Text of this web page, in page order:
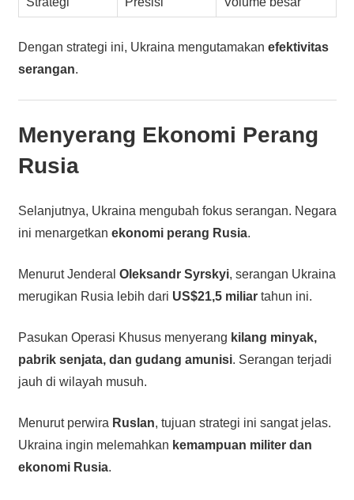
Dengan strategi ini, Ukraina mengutamakan efektivitas
serangan.
Menyerang Ekonomi Perang
Rusia
Selanjutnya, Ukraina mengubah fokus serangan. Negara
ini menargetkan ekonomi perang Rusia.
Menurut Jenderal Oleksandr Syrskyi, serangan Ukraina
merugikan Rusia lebih dari US$21,5 miliartahun ini.
Pasukan Operasi Khusus menyerang kilang minyak,
pabrik senjata, dan gudang amunisi. Serangan terjadi
jauh di wilayah musuh.
Menurut perwira Ruslan, tujuan strategi ini sangat jelas.
Ukraina ingin melemahkan kemampuan militer dan
ekonomi Rusia.